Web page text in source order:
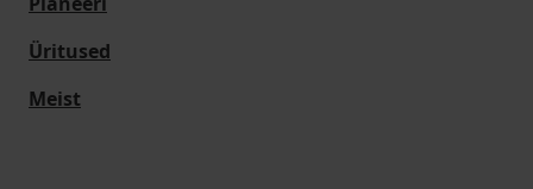
Üritused
Meist